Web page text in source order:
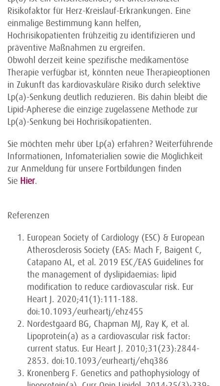
Risikofaktor für Herz-Kreislauf-Erkrankungen. Eine
einmalige Bestimmung kann helfen,
Hochrisikopatienten frühzeitig zu identifizieren und
präventive Maßnahmen zu ergreifen.
Obwohl derzeit keine spezifische medikamentöse
Therapie verfügbar ist, könnten neue Therapieoptionen
in Zukunft das kardiovaskuläre Risiko durch selektive
Lp(a)-Senkung deutlich reduzieren. Bis dahin bleibt die
Lipid-Apherese die einzige zugelassene Methode zur
Lp(a)-Senkung bei Hochrisikopatienten.
Sie möchten mehr über Lp(a) erfahren? Weiterführende
Informationen, Infomaterialien sowie die Möglichkeit
zur Anmeldung für unsere Fortbildungen finden
Sie Hier.
Referenzen
European Society of Cardiology (ESC) & European
Atherosclerosis Society (EAS: Mach F, Baigent C,
Catapano AL, et al. 2019 ESC/EAS Guidelines for
the management of dyslipidaemias: lipid
modification to reduce cardiovascular risk. Eur
Heart J. 2020;41(1):111-188.
doi:10.1093/eurheartj/ehz455
Nordestgaard BG, Chapman MJ, Ray K, et al.
Lipoprotein(a) as a cardiovascular risk factor:
current status. Eur Heart J. 2010;31(23):2844-
2853. doi:10.1093/eurheartj/ehq386
Kronenberg F. Genetics and pathophysiology of